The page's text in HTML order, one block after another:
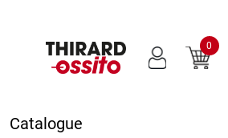
0
Catalogue